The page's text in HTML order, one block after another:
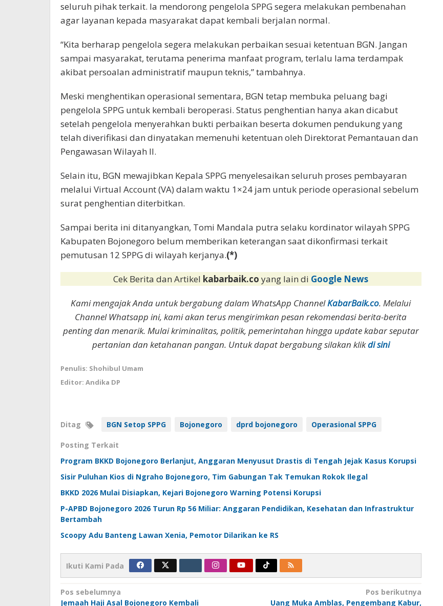
seluruh pihak terkait. Ia mendorong pengelola SPPG segera melakukan pembenahan
agar layanan kepada masyarakat dapat kembali berjalan normal.
“Kita berharap pengelola segera melakukan perbaikan sesuai ketentuan BGN. Jangan
sampai masyarakat, terutama penerima manfaat program, terlalu lama terdampak
akibat persoalan administratif maupun teknis,” tambahnya.
Meski menghentikan operasional sementara, BGN tetap membuka peluang bagi
pengelola SPPG untuk kembali beroperasi. Status penghentian hanya akan dicabut
setelah pengelola menyerahkan bukti perbaikan beserta dokumen pendukung yang
telah diverifikasi dan dinyatakan memenuhi ketentuan oleh Direktorat Pemantauan dan
Pengawasan Wilayah II.
Selain itu, BGN mewajibkan Kepala SPPG menyelesaikan seluruh proses pembayaran
melalui Virtual Account (VA) dalam waktu 1×24 jam untuk periode operasional sebelum
surat penghentian diterbitkan.
Sampai berita ini ditanyangkan, Tomi Mandala putra selaku kordinator wilayah SPPG
Kabupaten Bojonegoro belum memberikan keterangan saat dikonfirmasi terkait
pemutusan 12 SPPG di wilayah kerjanya.(*)
Cek Berita dan Artikel kabarbaik.coyang lain di Google News
Kami mengajak Anda untuk bergabung dalam WhatsApp ChannelKabarBaik.co. Melalui
Channel Whatsapp ini, kami akan terus mengirimkan pesan rekomendasi berita-berita
penting dan menarik. Mulai kriminalitas, politik, pemerintahan hingga update kabar seputar
pertanian dan ketahanan pangan. Untuk dapat bergabung silakan klikdi sini
Penulis: Shohibul Umam
Editor: Andika DP
Ditag BGN Setop SPPG Bojonegoro dprd bojonegoro Operasional SPPG
Posting Terkait
Program BKKD Bojonegoro Berlanjut, Anggaran Menyusut Drastis di Tengah Jejak Kasus Korupsi
Sisir Puluhan Kios di Ngraho Bojonegoro, Tim Gabungan Tak Temukan Rokok Ilegal
BKKD 2026 Mulai Disiapkan, Kejari Bojonegoro Warning Potensi Korupsi
P-APBD Bojonegoro 2026 Turun Rp 56 Miliar: Anggaran Pendidikan, Kesehatan dan Infrastruktur
Bertambah
Scoopy Adu Banteng Lawan Xenia, Pemotor Dilarikan ke RS
Ikuti Kami Pada
Navigasi
Pos sebelumnya
Jemaah Haji Asal Bojonegoro Kembali
Pos berikutnya
Uang Muka Amblas, Pengembang Kabur,